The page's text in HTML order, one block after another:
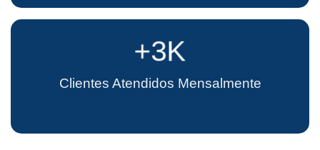
+3K
Clientes Atendidos Mensalmente